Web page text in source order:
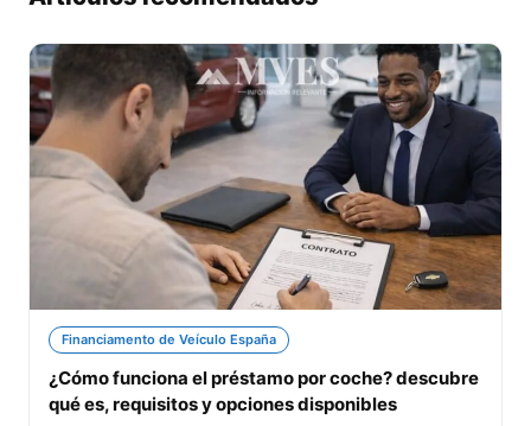
Financiamento de Veículo España
¿Cómo funciona el préstamo por coche? descubre
qué es, requisitos y opciones disponibles